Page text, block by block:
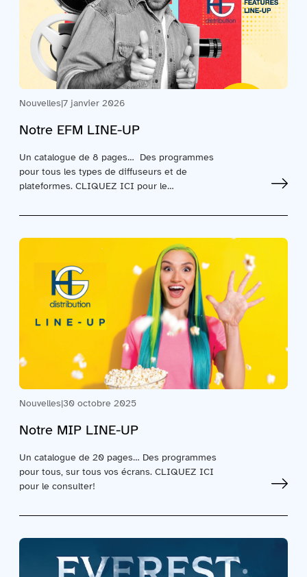
Nouvelles|7 janvier 2026
Notre EFM LINE-UP
Un catalogue de 8 pages… Des programmes
pour tous les types de diffuseurs et de
plateformes. CLIQUEZ ICI pour le…
Nouvelles|30 octobre 2025
Notre MIP LINE-UP
Un catalogue de 20 pages… Des programmes
pour tous, sur tous vos écrans. CLIQUEZ ICI
pour le consulter!